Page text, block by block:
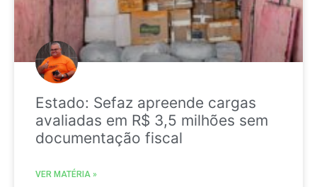
Estado: Sefaz apreende cargas
avaliadas em R$ 3,5 milhões sem
documentação fiscal
VER MATÉRIA »